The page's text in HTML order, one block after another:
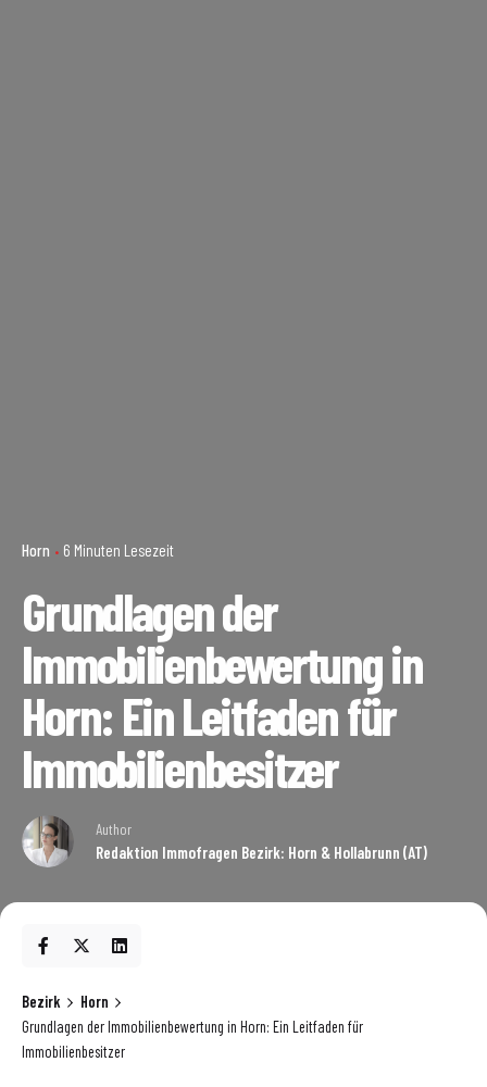
Horn 6 Minuten Lesezeit
Grundlagen der
Immobilienbewertung in
Horn: Ein Leitfaden für
Immobilienbesitzer
Author
Redaktion Immofragen Bezirk: Horn & Hollabrunn (AT)
Bezirk
Horn
Grundlagen der Immobilienbewertung in Horn: Ein Leitfaden für
Immobilienbesitzer